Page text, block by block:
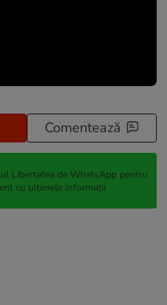
Comentează
Libertatea de WhatsApp pentru
cu ultimele informații